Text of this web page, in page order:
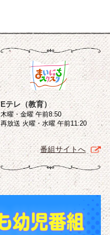
Eテレ（教育）
木曜・金曜 午前8:50
再放送 火曜・水曜 午前11:20
番組サイトへ